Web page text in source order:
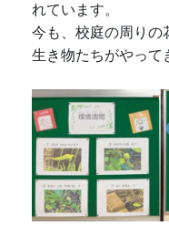
れています。
今も、校庭の周りの
生き物たちがやって